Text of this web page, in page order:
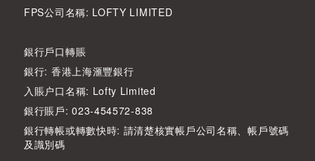
FPS公司名稱: LOFTY LIMITED
銀行戶口轉賬
銀行: 香港上海滙豐銀行
入賬户口名稱: Lofty Limited
銀行賬戶: 023-454572-838
銀行轉帳或轉數快時: 請清楚核實帳戶公司名稱、帳戶號碼
及識別碼